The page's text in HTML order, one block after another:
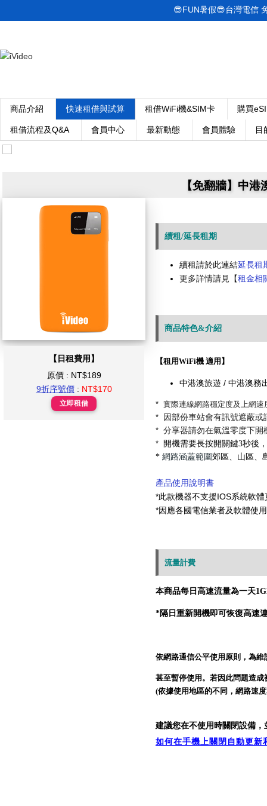
商品介紹 快速租借與試算 租借WiFi機&SIM卡 購買
租借流程及Q&A 會員中心 最新動態 會員體驗 目
😎FUN暑假😎台灣電信
【免翻牆】中
【日租費用】
原價 : NT$189
9折序號價: NT$170
立即租借
續租/延長租期
續租請於此連結延長租
更多詳情請見【租金相
商品特色&介紹
【租用WiFi機 適用】
中港澳旅遊 / 中港澳務
* 實際連線網路穩定度及上網速
*
因部份車站會有訊號遮蔽或
* 分享器請勿在氣溫零度下
* 開機需要長按開關鍵3秒後，
* 網路涵蓋範圍郊區、山區、
產品使用說明書
*此款機器不支援IOS系統軟體
*因應各國電信業者及軟體使
流量計費
本商品每日高速流量為一天
*隔日重新開機即可恢復高速
依網路通信公平使用原則，為
甚至暫停使用。 若因此問題造成
(依據使用地區的不同， 網路速
建議您在不使用時關閉設備，
如何在手機上關閉自動更新